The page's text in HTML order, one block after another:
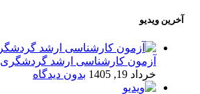
آخرین ویدیو
آزمون کارشناسی ارشد گردشگری ۱۹-۱۸ تیرماه ۱۴۰۵
خرداد 19, 1405
بدون دیدگاه